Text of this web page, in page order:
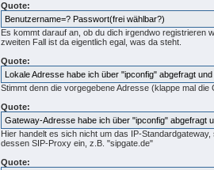
Quote:
Benutzername=? Passwort(frei wählbar?)
Es kommt darauf an, ob du dich irgendwo registrieren
zweiten Fall ist da eigentlich egal, was da steht.
Quote:
Lokale Adresse habe ich über "ipconfig" abgefragt
Stimmt denn die vorgegebene Adresse (klappe mal die
Quote:
Gateway-Adresse habe ich über "ipconfig" abgefragt
Hier handelt es sich nicht um das IP-
dessen SIP-Proxy ein, z.B. "sipgate.de"
Quote: